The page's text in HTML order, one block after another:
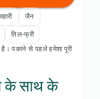
जैन
तिल-फ्री
पकाने से पहले हमेशा पूरी
के साथ के